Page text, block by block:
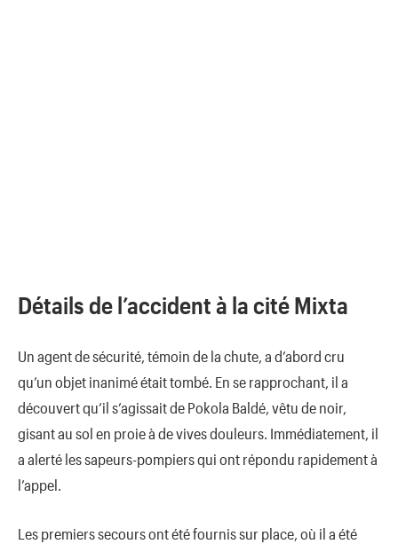
Détails de l’accident à la cité Mixta
Un agent de sécurité, témoin de la chute, a d’abord cru
qu’un objet inanimé était tombé. En se rapprochant, il a
découvert qu’il s’agissait de Pokola Baldé, vêtu de noir,
gisant au sol en proie à de vives douleurs. Immédiatement, il
a alerté les sapeurs-pompiers qui ont répondu rapidement à
l’appel.
Les premiers secours ont été fournis sur place, où il a été